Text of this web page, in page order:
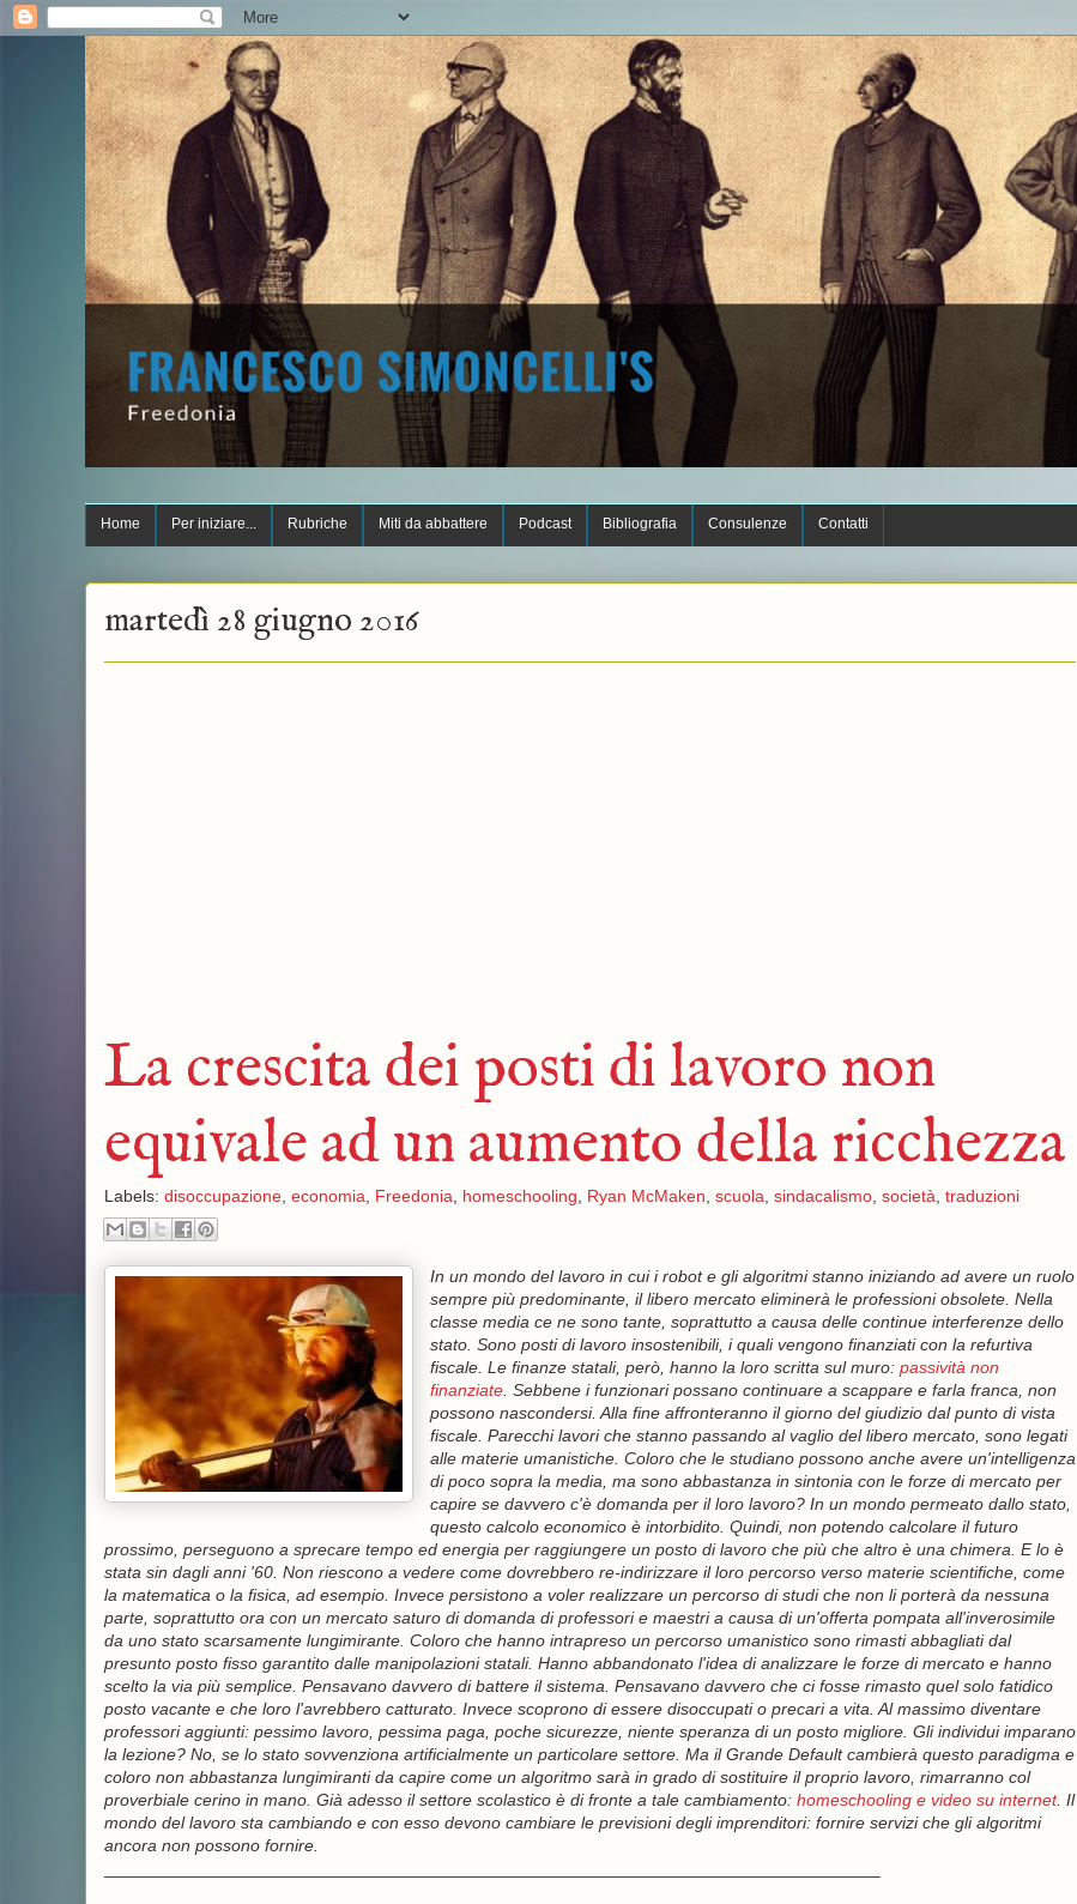
Home Per iniziare... Rubriche Miti da abbattere Podcast Bibliografia Consulenze Contatti
martedì 28 giugno 2016
La crescita dei posti di lavoro non
equivale ad un aumento della ricchezza
Labels: disoccupazione, economia Freedonia homeschooling Ryan McMaken scuola sindacalismo, società traduzioni
In un mondo del lavoro in cui i robot e gli algoritmi stanno iniziando ad avere un ruolo
sempre più predominante, il libero mercato eliminerà le professioni obsolete. Nella
classe media ce ne sono tante, soprattutto a causa delle continue interferenze dello
stato. Sono posti di lavoro insostenibili, i quali vengono finanziati con la refurtiva
fiscale. Le finanze statali, però, hanno la loro scritta sul muro: passività non
finanziate. Sebbene i funzionari possano continuare a scappare e farla franca, non
possono nascondersi. Alla fine affronteranno il giorno del giudizio dal punto di vista
fiscale. Parecchi lavori che stanno passando al vaglio del libero mercato, sono legati
alle materie umanistiche. Coloro che le studiano possono anche avere un'intelligenza
di poco sopra la media, ma sono abbastanza in sintonia con le forze di mercato per
capire se davvero c'è domanda per il loro lavoro? In un mondo permeato dallo stato,
questo calcolo economico è intorbidito. Quindi, non potendo calcolare il futuro
prossimo, perseguono a sprecare tempo ed energia per raggiungere un posto di lavoro che più che altro è una chimera. E lo è
stata sin dagli anni '60. Non riescono a vedere come dovrebbero re-indirizzare il loro percorso verso materie scientifiche, come
la matematica o la fisica, ad esempio. Invece persistono a voler realizzare un percorso di studi che non li porterà da nessuna
parte, soprattutto ora con un mercato saturo di domanda di professori e maestri a causa di un'offerta pompata all'inverosimile
da uno stato scarsamente lungimirante. Coloro che hanno intrapreso un percorso umanistico sono rimasti abbagliati dal
presunto posto fisso garantito dalle manipolazioni statali. Hanno abbandonato l'idea di analizzare le forze di mercato e hanno
scelto la via più semplice. Pensavano davvero di battere il sistema. Pensavano davvero che ci fosse rimasto quel solo fatidico
posto vacante e che loro l'avrebbero catturato. Invece scoprono di essere disoccupati o precari a vita. Al massimo diventare
professori aggiunti: pessimo lavoro, pessima paga, poche sicurezze, niente speranza di un posto migliore. Gli individui imparano
la lezione? No, se lo stato sovvenziona artificialmente un particolare settore. Ma il Grande Default cambierà questo paradigma e
coloro non abbastanza lungimiranti da capire come un algoritmo sarà in grado di sostituire il proprio lavoro, rimarranno col
proverbiale cerino in mano. Già adesso il settore scolastico è di fronte a tale cambiamento: homeschooling e video su internet. Il
mondo del lavoro sta cambiando e con esso devono cambiare le previsioni degli imprenditori: fornire servizi che gli algoritmi
ancora non possono fornire.